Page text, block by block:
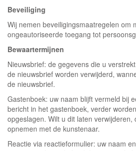
Beveiliging
Wij nemen beveiligingsmaatregelen om
ongeautoriseerde toegang tot
Bewaartermijnen
Nieuwsbrief: de gegevens die u
de nieuwsbrief worden verwijderd,
de nieuwsbrief.
Gastenboek: uw naam blijft vermeld bij
bericht in het gastenboek, verder
opgeslagen. Wilt u dit laten verwijderen,
opnemen met de kunstenaar.
Reactie via reactieformulier: uw naam